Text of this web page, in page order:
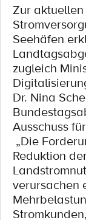
Zur
Seehäfen
zugleich
Dr. Nina
Ausschuss
„Die
Reduktion
verursachen